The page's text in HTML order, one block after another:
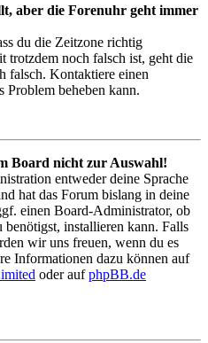
aber die Forenuhr geht immer
du die Zeitzone richtig
trotzdem noch falsch ist, geht die
falsch. Kontaktiere einen
Problem beheben kann.
Board nicht zur Auswahl!
entweder deine Sprache
hat das Forum bislang in deine
einen Board-Administrator, ob
benötigst, installieren kann. Falls
wir uns freuen, wenn du es
Informationen dazu können auf
oder aufphpBB.de